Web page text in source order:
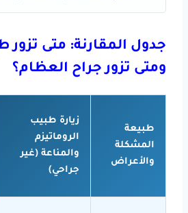
جدول المقارنة: متى تزور
ومتى تزور جراح العظام؟
طبيعة
المشكلة
والأعراض
زيارة طبيب
الروماتيزم
والمناعة (غير
جراحي)